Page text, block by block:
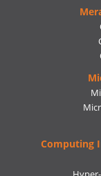
Computing